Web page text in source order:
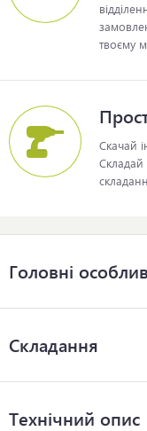
Головні
Складання
Технічний опис
твоєму
Скачай
Складай